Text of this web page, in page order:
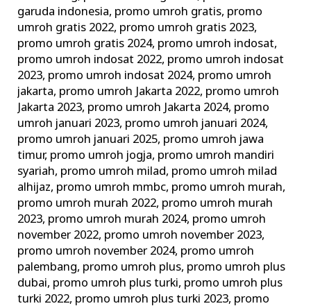
garuda indonesia, promo umroh gratis, promo
umroh gratis 2022, promo umroh gratis 2023,
promo umroh gratis 2024, promo umroh indosat,
promo umroh indosat 2022, promo umroh indosat
2023, promo umroh indosat 2024, promo umroh
jakarta, promo umroh Jakarta 2022, promo umroh
Jakarta 2023, promo umroh Jakarta 2024, promo
umroh januari 2023, promo umroh januari 2024,
promo umroh januari 2025, promo umroh jawa
timur, promo umroh jogja, promo umroh mandiri
syariah, promo umroh milad, promo umroh milad
alhijaz, promo umroh mmbc, promo umroh murah,
promo umroh murah 2022, promo umroh murah
2023, promo umroh murah 2024, promo umroh
november 2022, promo umroh november 2023,
promo umroh november 2024, promo umroh
palembang, promo umroh plus, promo umroh plus
dubai, promo umroh plus turki, promo umroh plus
turki 2022, promo umroh plus turki 2023, promo